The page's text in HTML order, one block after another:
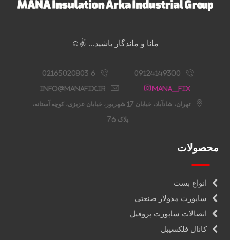
مانا و ماندگار باشید... ✌️☺️
09124149300
02165020803-6
Mana__fix
info@manafix.ir
تهران، شادآباد، خیابان 17 شهریور، خیابان عزیزی، کوچه آستانه،
پلاک 76
محصولات
انواع بست
ساپورت مدولار صنعتی
اتصالات ساپورت پروفیل
کانال فلکسیبل